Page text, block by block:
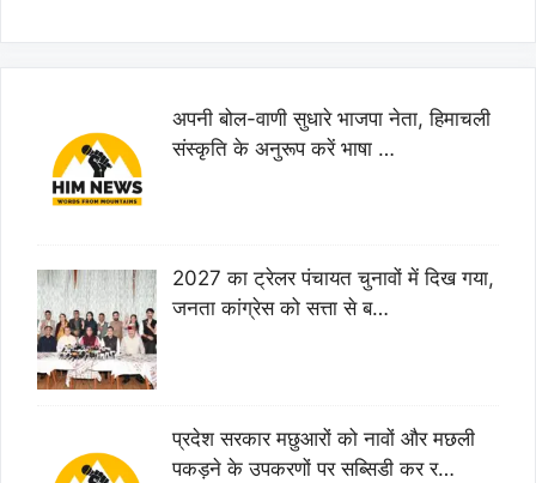
अपनी बोल-वाणी सुधारे भाजपा नेता, हिमाचली
संस्कृति के अनुरूप करें भाषा …
2027 का ट्रेलर पंचायत चुनावों में दिख गया,
जनता कांग्रेस को सत्ता से ब…
प्रदेश सरकार मछुआरों को नावों और मछली
पकड़ने के उपकरणों पर सब्सिडी कर र…